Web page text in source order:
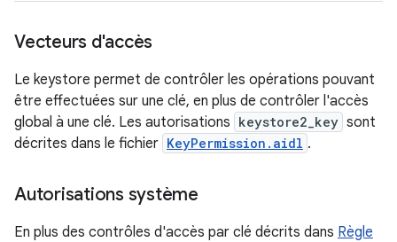
Vecteurs d'accès
Le keystore permet de contrôler les opérations pouvant
être effectuées sur une clé, en plus de contrôler l'accès
global à une clé. Les autorisations keystore2_key sont
décrites dans le fichier KeyPermission.aidl .
Autorisations système
En plus des contrôles d'accès par clé décrits dans Règle